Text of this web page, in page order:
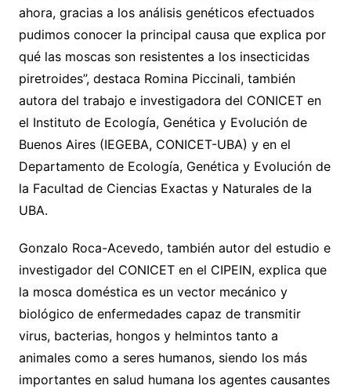
ahora, gracias a los análisis genéticos efectuados
pudimos conocer la principal causa que explica por
qué las moscas son resistentes a los insecticidas
piretroides”, destaca Romina Piccinali, también
autora del trabajo e investigadora del CONICET en
el Instituto de Ecología, Genética y Evolución de
Buenos Aires (IEGEBA, CONICET-UBA) y en el
Departamento de Ecología, Genética y Evolución de
la Facultad de Ciencias Exactas y Naturales de la
UBA.
Gonzalo Roca-Acevedo, también autor del estudio e
investigador del CONICET en el CIPEIN, explica que
la mosca doméstica es un vector mecánico y
biológico de enfermedades capaz de transmitir
virus, bacterias, hongos y helmintos tanto a
animales como a seres humanos, siendo los más
importantes en salud humana los agentes causantes